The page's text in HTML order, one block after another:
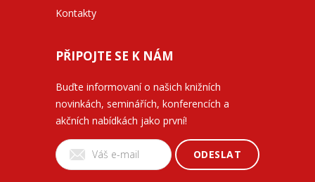
Kontakty
PŘIPOJTE SE K NÁM
Buďte informovaní o našich knižních
novinkách, seminářích, konferencích a
akčních nabídkách jako první!
ODESLAT